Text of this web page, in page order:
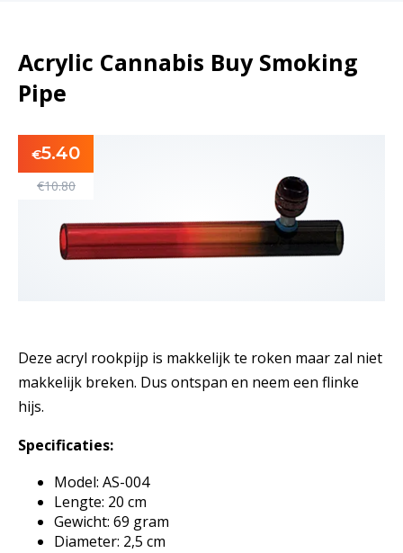
Acrylic Cannabis Buy Smoking
Pipe
€5.40
€10.80
Deze acryl rookpijp is makkelijk te roken maar zal niet
makkelijk breken. Dus ontspan en neem een flinke
hijs.
Specificaties:
Model: AS-004
Lengte: 20 cm
Gewicht: 69 gram
Diameter: 2,5 cm